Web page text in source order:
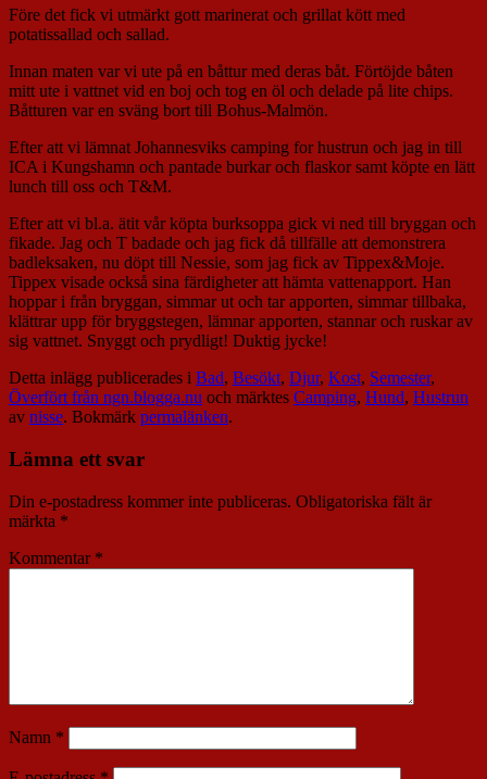
Före det fick vi utmärkt gott marinerat och grillat kött med
potatissallad och sallad.
Innan maten var vi ute på en båttur med deras båt. Förtöjde båten
mitt ute i vattnet vid en boj och tog en öl och delade på lite chips.
Båtturen var en sväng bort till Bohus-Malmön.
Efter att vi lämnat Johannesviks camping for hustrun och jag in till
ICA i Kungshamn och pantade burkar och flaskor samt köpte en lätt
lunch till oss och T&M.
Efter att vi bl.a. ätit vår köpta burksoppa gick vi ned till bryggan och
fikade. Jag och T badade och jag fick då tillfälle att demonstrera
badleksaken, nu döpt till Nessie, som jag fick av Tippex&Moje.
Tippex visade också sina färdigheter att hämta vattenapport. Han
hoppar i från bryggan, simmar ut och tar apporten, simmar tillbaka,
klättrar upp för bryggstegen, lämnar apporten, stannar och ruskar av
sig vattnet. Snyggt och prydligt! Duktig jycke!
Detta inlägg publicerades i Bad, Besökt, Djur, Kost, Semester,
Överfört från ngn.blogga.nu och märktes Camping, Hund, Hustrun
av nisse. Bokmärk permalänken.
Lämna ett svar
Din e-postadress kommer inte publiceras. Obligatoriska fält är
märkta *
Kommentar *
Namn *